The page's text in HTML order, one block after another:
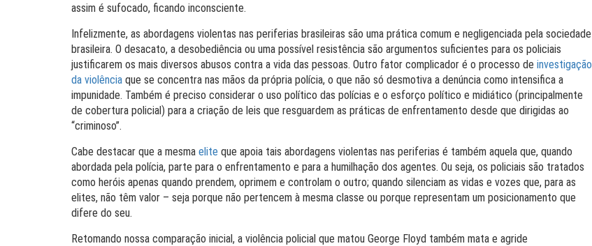
assim é sufocado, ficando inconsciente.
Infelizmente, as abordagens violentas nas periferias brasileiras são uma prática comum e negligenciada pela sociedade
brasileira. O desacato, a desobediência ou uma possível resistência são argumentos suficientes para os policiais
justificarem os mais diversos abusos contra a vida das pessoas. Outro fator complicador é o processo de investigação
da violência que se concentra nas mãos da própria polícia, o que não só desmotiva a denúncia como intensifica a
impunidade. Também é preciso considerar o uso político das polícias e o esforço político e midiático (principalmente
de cobertura policial) para a criação de leis que resguardem as práticas de enfrentamento desde que dirigidas ao
“criminoso”.
Cabe destacar que a mesma elite que apoia tais abordagens violentas nas periferias é também aquela que, quando
abordada pela polícia, parte para o enfrentamento e para a humilhação dos agentes. Ou seja, os policiais são tratados
como heróis apenas quando prendem, oprimem e controlam o outro; quando silenciam as vidas e vozes que, para as
elites, não têm valor – seja porque não pertencem à mesma classe ou porque representam um posicionamento que
difere do seu.
Retomando nossa comparação inicial, a violência policial que matou George Floyd também mata e agride